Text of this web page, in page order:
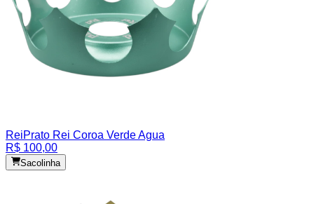
ReiPrato Rei Coroa Verde Agua
R$ 100,00
Sacolinha